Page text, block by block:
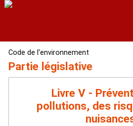
Code de l'environnement
Partie législative
Livre V -
pollutions, des